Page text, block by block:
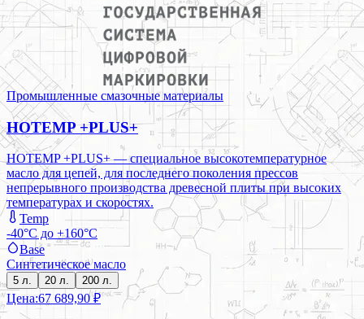
Промышленные смазочные материалы
HOTEMP +PLUS+
HOTEMP +PLUS+ — специальное высокотемпературное
масло для цепей, для последнего поколения прессов
непрерывного производства древесной плиты при высоких
температурах и скоростях.
Temp
-40°C до +160°C
Base
Синтетическое масло
5 л. 20 л. 200 л.
Цена:67 689,90 ₽